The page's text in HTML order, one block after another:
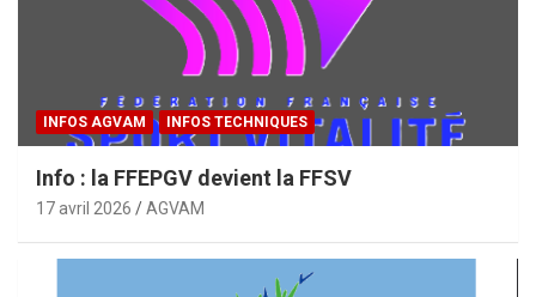
INFOS AGVAM INFOS TECHNIQUES
Info : la FFEPGV devient la FFSV
17 avril 2026 AGVAM